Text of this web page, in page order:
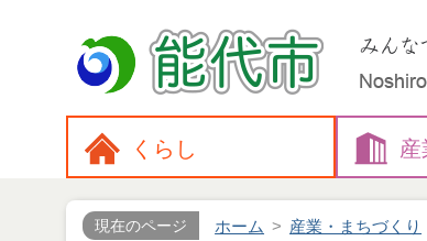
くらし 産
現在のページ ホーム 産業・まちづくり